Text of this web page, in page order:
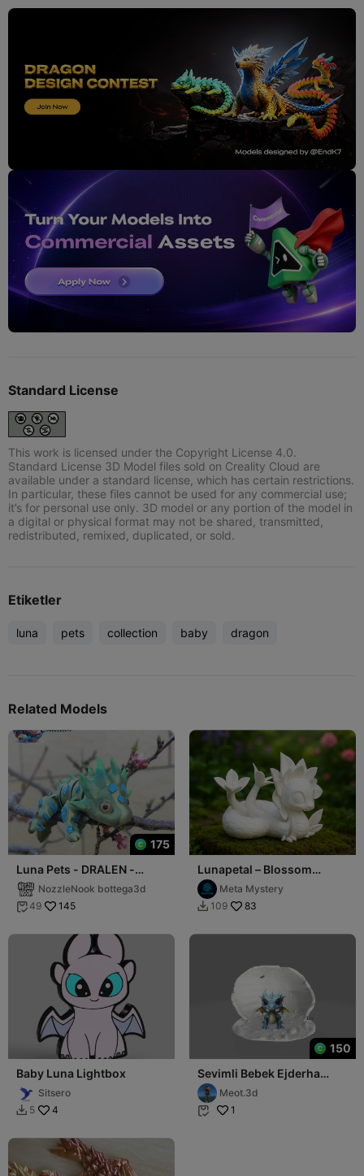
Standard License
This work is licensed under the Copyright License 4.0.
Standard License 3D Model files sold on Creality Cloud are
available under a standard license, which has certain restrictions.
In particular, these files cannot be used for any commercial use;
it’s for personal use only. 3D model or any portion of the model in
a digital or physical format may not be shared, transmitted,
redistributed, remixed, duplicated, or sold.
Etiketler
luna pets collection baby dragon
Related Models
175
Luna Pets - DRALEN -
Articulated Tiny Dragon
NozzleNook bottega3d
 49 145
Lunapetal – Blossom
Serpent of the Grove
Meta Mystery
 109 83
Baby Luna Lightbox
Sitsero
 5 4
150
Sevimli Bebek Ejderha
Yumurtadan Çıkma
Meot.3d
 1